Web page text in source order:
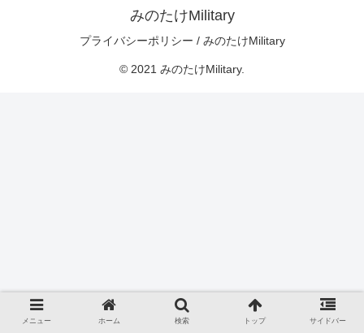
みのたけMilitary
プライバシーポリシー / みのたけMilitary
© 2021 みのたけMilitary.
メニュー ホーム 検索 トップ サイドバー